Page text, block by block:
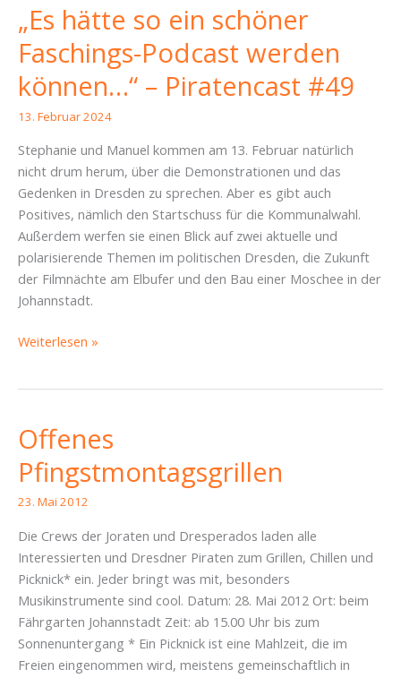
„Es hätte so ein schöner
Faschings-Podcast werden
können…“ – Piratencast #49
13. Februar 2024
Stephanie und Manuel kommen am 13. Februar natürlich
nicht drum herum, über die Demonstrationen und das
Gedenken in Dresden zu sprechen. Aber es gibt auch
Positives, nämlich den Startschuss für die Kommunalwahl.
Außerdem werfen sie einen Blick auf zwei aktuelle und
polarisierende Themen im politischen Dresden, die Zukunft
der Filmnächte am Elbufer und den Bau einer Moschee in der
Johannstadt.
„Es
schöner
Faschings-
Podcast
–
Piratencast
#49
Weiterlesen »
Offenes
Pfingstmontagsgrillen
23. Mai 2012
Die Crews der Joraten und Dresperados laden alle
Interessierten und Dresdner Piraten zum Grillen, Chillen und
Picknick* ein. Jeder bringt was mit, besonders
Musikinstrumente sind cool. Datum: 28. Mai 2012 Ort: beim
Fährgarten Johannstadt Zeit: ab 15.00 Uhr bis zum
Sonnenuntergang * Ein Picknick ist eine Mahlzeit, die im
Freien eingenommen wird, meistens gemeinschaftlich in